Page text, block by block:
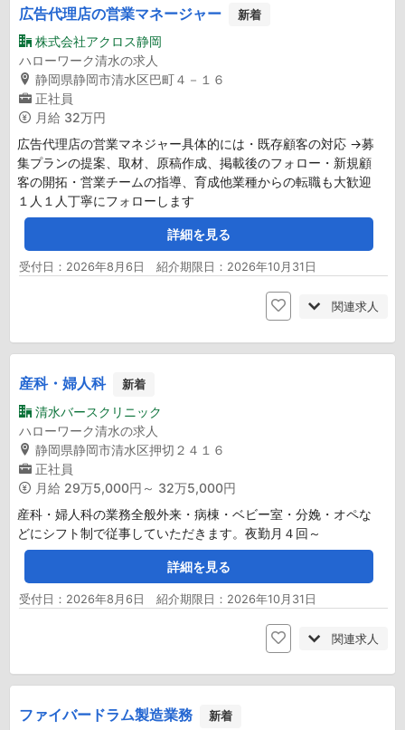
広告代理店の営業マネージャー 新着
株式会社アクロス静岡
ハローワーク清水の求人
静岡県静岡市清水区巴町４－１６
正社員
月給 32万円
広告代理店の営業マネジャー具体的には・既存顧客の対応 →募
集プランの提案、取材、原稿作成、掲載後のフォロー・新規顧
客の開拓・営業チームの指導、育成他業種からの転職も大歓迎
１人１人丁寧にフォローします
詳細を見る
受付日：2026年8月6日 紹介期限日：2026年10月31日
関連求人
産科・婦人科 新着
清水バースクリニック
ハローワーク清水の求人
静岡県静岡市清水区押切２４１６
正社員
月給 29万5,000円～ 32万5,000円
産科・婦人科の業務全般外来・病棟・ベビー室・分娩・オペな
どにシフト制で従事していただきます。夜勤月４回～
詳細を見る
受付日：2026年8月6日 紹介期限日：2026年10月31日
関連求人
ファイバードラム製造業務 新着